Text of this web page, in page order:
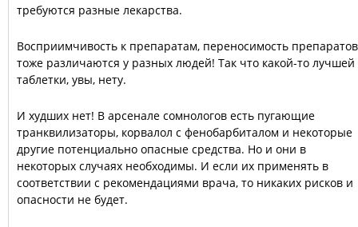
требуются разные лекарства.
Восприимчивость к препаратам, переносимость препаратов
тоже различаются у разных людей! Так что какой-то лучшей
таблетки, увы, нету.
И худших нет! В арсенале сомнологов есть пугающие
транквилизаторы, корвалол с фенобарбиталом и некоторые
другие потенциально опасные средства. Но и они в
некоторых случаях необходимы. И если их применять в
соответствии с рекомендациями врача, то никаких рисков и
опасности не будет.